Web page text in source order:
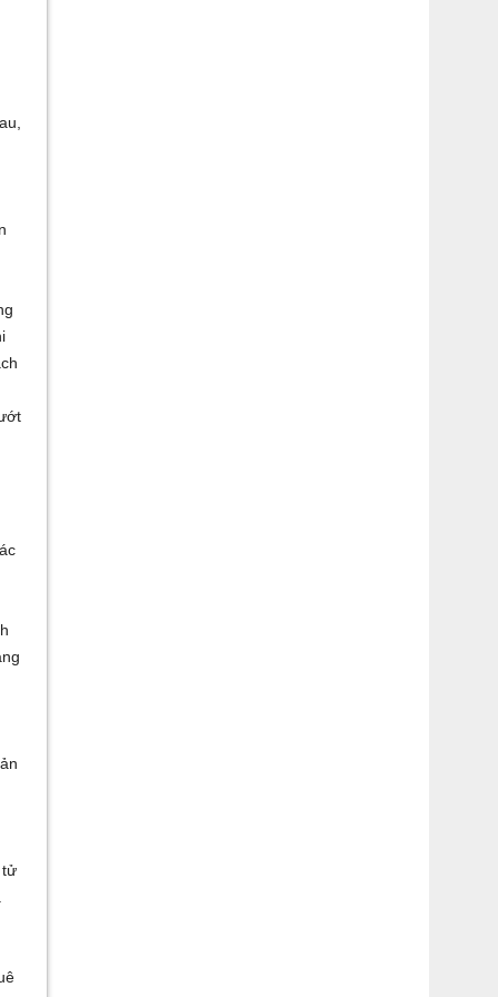
tử
.